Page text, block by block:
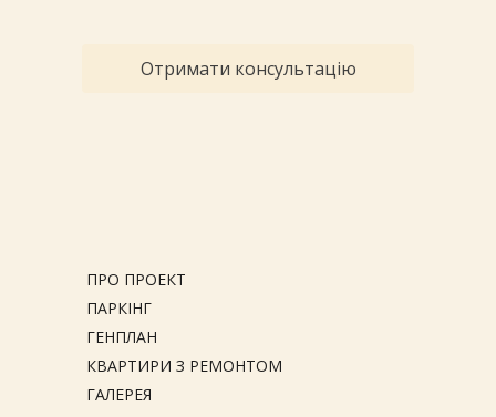
Отримати консультацію
ПРО ПРОЕКТ
ПАРКІНГ
ГЕНПЛАН
КВАРТИРИ З РЕМОНТОМ
ГАЛЕРЕЯ